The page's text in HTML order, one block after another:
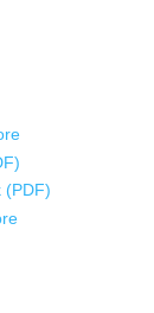
(PDF)